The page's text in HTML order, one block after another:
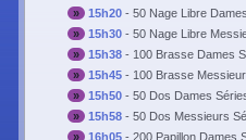
»
15h20- 50 Nage Libre
»
15h30- 50 Nage Libre
»
15h38- 100 Brasse Dames
»
15h45- 100 Brasse
»
15h50- 50 Dos Dames
»
15h58- 50 Dos Messieurs
»
16h05- 200 Papillon Dames